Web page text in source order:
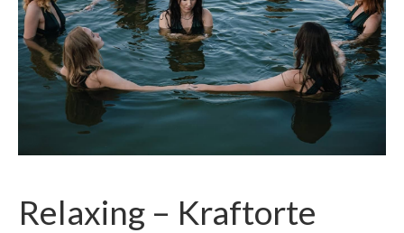
Relaxing – Kraftorte